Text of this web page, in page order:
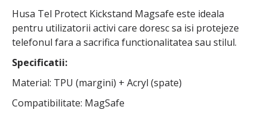
Husa Tel Protect Kickstand Magsafe este ideala
pentru utilizatorii activi care doresc sa isi protejeze
telefonul fara a sacrifica functionalitatea sau stilul.
Specificatii:
Material: TPU (margini) + Acryl (spate)
Compatibilitate: MagSafe